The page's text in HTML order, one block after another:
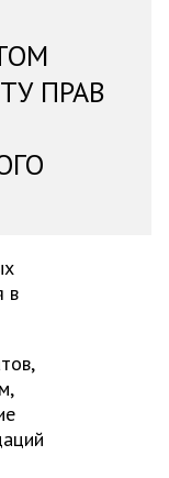
ПРАВ
в